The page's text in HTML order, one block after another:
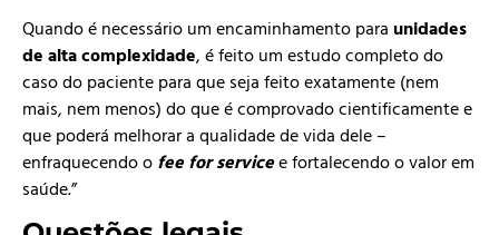
Quando é necessário um encaminhamento para unidades
de alta complexidade, é feito um estudo completo do
caso do paciente para que seja feito exatamente (nem
mais, nem menos) do que é comprovado cientificamente e
que poderá melhorar a qualidade de vida dele –
enfraquecendo o fee for servicee fortalecendo o valor em
saúde.”